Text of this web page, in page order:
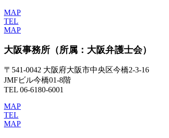
MAP
TEL
MAP
大阪事務所 （所属：大阪弁護士会）
〒541-0042 大阪府大阪市中央区今橋2-3-16
JMFビル今橋01-8階
TEL 06-6180-6001
MAP
TEL
MAP